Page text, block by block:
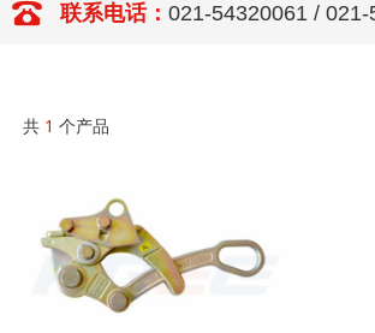
联系电话： 021-54320061 / 021-
共 1 个产品